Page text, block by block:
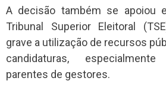
A decisão também se apoiou
Tribunal Superior Eleitoral
grave a utilização de recursos
candidaturas,
parentes de gestores.